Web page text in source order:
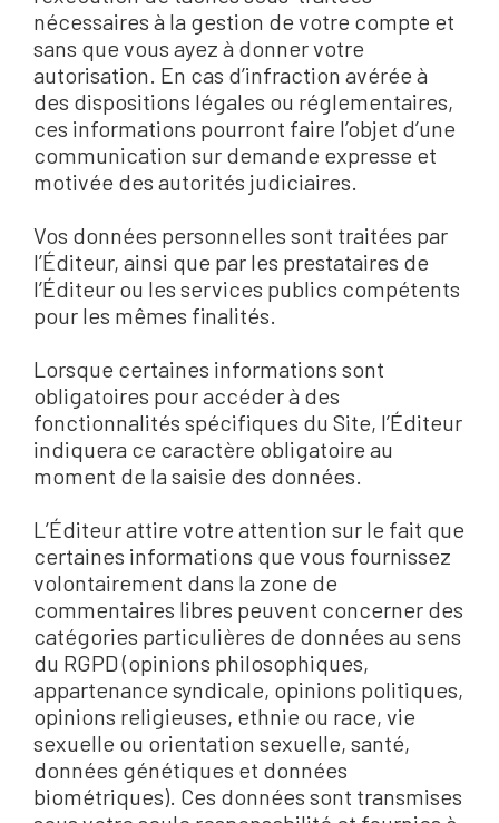
nécessaires à la gestion de votre compte et
sans que vous ayez à donner votre
autorisation. En cas d’infraction avérée à
des dispositions légales ou réglementaires,
ces informations pourront faire l’objet d’une
communication sur demande expresse et
motivée des autorités judiciaires.
Vos données personnelles sont traitées par
l’Éditeur, ainsi que par les prestataires de
l’Éditeur ou les services publics compétents
pour les mêmes finalités.
Lorsque certaines informations sont
obligatoires pour accéder à des
fonctionnalités spécifiques du Site, l’Éditeur
indiquera ce caractère obligatoire au
moment de la saisie des données.
L’Éditeur attire votre attention sur le fait que
certaines informations que vous fournissez
volontairement dans la zone de
commentaires libres peuvent concerner des
catégories particulières de données au sens
du RGPD (opinions philosophiques,
appartenance syndicale, opinions politiques,
opinions religieuses, ethnie ou race, vie
sexuelle ou orientation sexuelle, santé,
données génétiques et données
biométriques). Ces données sont transmises